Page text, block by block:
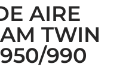
AIRE
TWIN
990